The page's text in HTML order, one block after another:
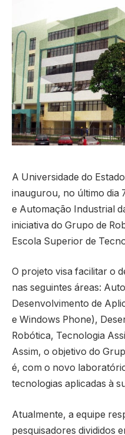
A Universidade do
inaugurou, no último dia
e Automação Industrial
iniciativa do Grupo de
Escola Superior de
O projeto visa facilitar o
nas seguintes áreas:
Desenvolvimento de
e Windows Phone),
Robótica, Tecnologia
Assim, o objetivo do
é, com o novo
tecnologias aplicadas à
Atualmente, a equipe
pesquisadores divididos